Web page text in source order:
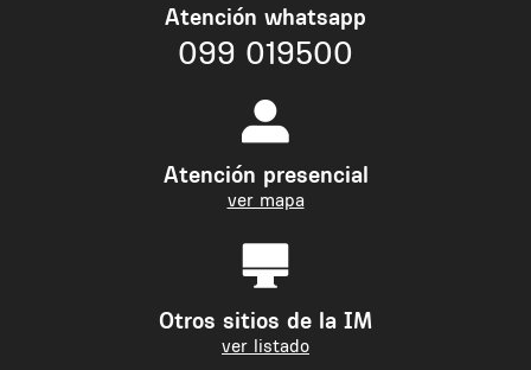
Atención whatsapp
099 019500
Atención presencial
ver mapa
Otros sitios de la IM
ver listado